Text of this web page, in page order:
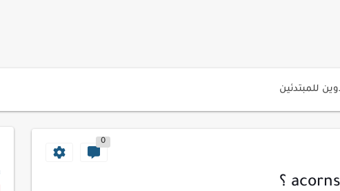
للمبتدئين
تناسب عملك اليومي
0